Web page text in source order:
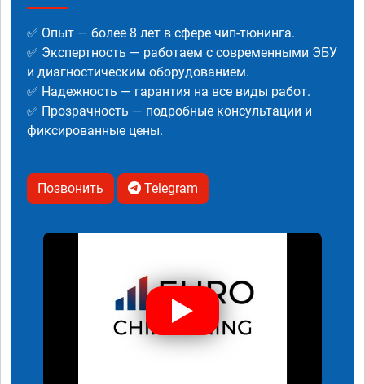
✅ Опыт — более 8 лет в сфере чип-тюнинга.
✅ Экспертность — работаем с современными ЭБУ
и диагностическим оборудованием.
✅ Надежность — гарантия на все виды работ.
✅ Прозрачность — подробные консультации и
фиксированные цены.
Позвонить Telegram